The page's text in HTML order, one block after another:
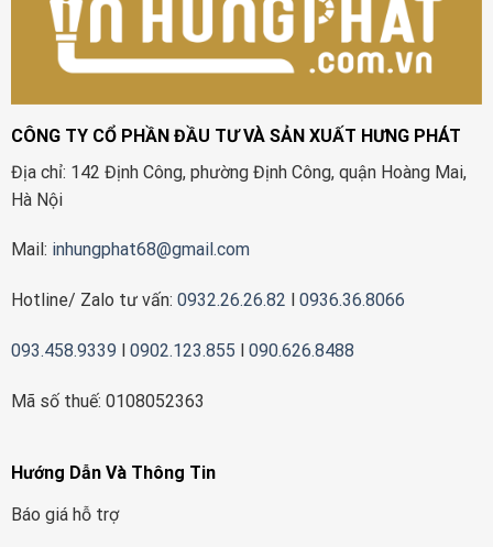
CÔNG TY CỔ PHẦN ĐẦU TƯ VÀ SẢN XUẤT HƯNG PHÁT
Địa chỉ: 142 Định Công, phường Định Công, quận Hoàng Mai,
Hà Nội
Mail: inhungphat68@gmail.com
Hotline/ Zalo tư vấn: 0932.26.26.82 0936.36.8066
093.458.9339 l 0902.123.855 l 090.626.8488
Mã số thuế: 0108052363
Hướng Dẫn Và Thông Tin
Báo giá hỗ trợ